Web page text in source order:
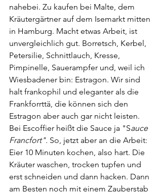
nahebei. Zu kaufen bei Malte, dem
Kräutergärtner auf dem Isemarkt mitten
in Hamburg. Macht etwas Arbeit, ist
unvergleichlich gut. Borretsch, Kerbel,
Petersilie, Schnittlauch, Kresse,
Pimpinelle, Sauerampfer und, weil ich
Wiesbadener bin: Estragon. Wir sind
halt frankophil und eleganter als die
Frankforrttä, die können sich den
Estragon aber auch gar nicht leisten.
Bei Escoffier heißt die Sauce ja "Sauce
Francfort". So, jetzt aber an die Arbeit:
Eier 10 Minuten kochen, also hart. Die
Kräuter waschen, trocken tupfen und
erst schneiden und dann hacken. Dann
am Besten noch mit einem Zauberstab